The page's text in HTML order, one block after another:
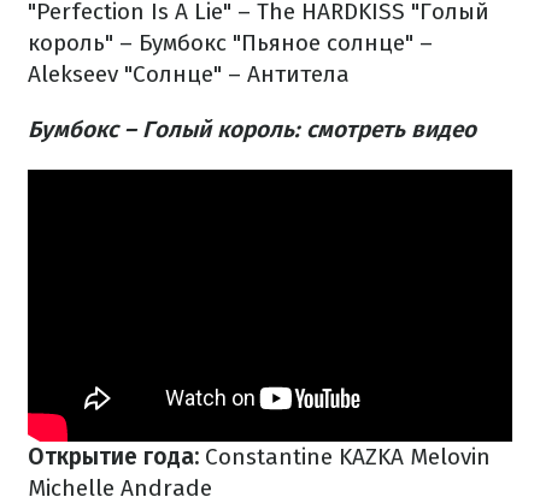
"Perfection Is A Lie" – The HARDKISS "Голый
король" – Бумбокс "Пьяное солнце" –
Alekseev "Солнце" – Антитела
Бумбокс – Голый король: смотреть видео
Открытие года: Constantine KAZKA Melovin
Michelle Andrade